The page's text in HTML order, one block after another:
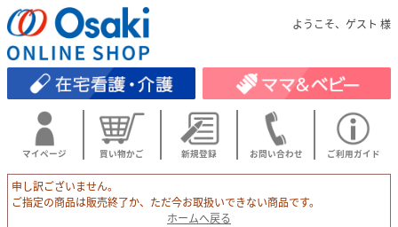
ようこそ、ゲスト 様
マイページ 買い物かご 新規登録 お問い合わせ ご利用ガイド
申し訳ございません。
ご指定の商品は販売終了か、ただ今お取扱いできない商品です。
ホームへ戻る